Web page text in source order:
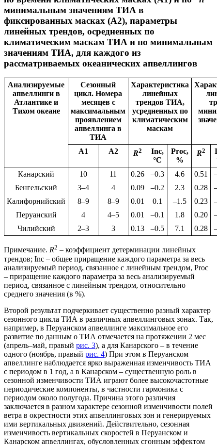
минимальным значениям ТИА в
фиксированных масках (А2), параметры
линейных трендов, осредненных по
климатическим маскам ТИА и по минимальным
значениям ТИА, для каждого из
рассматриваемых океанических апвеллингов
Анализируемые
апвеллинги в
Атлантике и
Тихом океане
Сезонный
цикл. Номера
месяцев с
максимальным
проявлением
апвеллинга в
ТИА
Характеристика
линейных
трендов ТИА,
усредненных по
климатическим
маскам
А1 А2 R2
Inc,
°C
Proc,
%
R2
Канарский
10 11 0.26 –0.3 4.6 0.51
Бенгельский
3–4 4 0.09 –0.2 2.3 0.28
Калифорнийский
8–9 8–9 0.01 0.1 –1.5 0.23
Перуанский
4 4–5 0.01 –0.1 1.8 0.20
Чилийский
2–3 3 0.13 –0.5 7.1 0.28
Примечание. R2 – коэффициент детерминации линейных
трендов; Inc – общее приращение каждого параметра за весь
анализируемый период, связанное с линейным трендом, Proc
– приращение каждого параметра за весь анализируемый
период, связанное с линейным трендом, относительно
среднего значения (в %).
Второй результат подчеркивает существенно разный характер
сезонного цикла ТИА в различных апвеллинговых зонах. Так,
например, в Перуанском апвеллинге максимальное его
развитие по данным о ТИА отмечается на протяжении 2 мес
(апрель–май, правый рис. 3), а для Канарского – в течение
одного (ноябрь, правый рис. 4) При этом в Перуанском
апвеллинге наблюдается ярко выраженная изменчивость ТИА
с периодом в 1 год, а в Канарском – существенную роль в
сезонной изменчивости ТИА играют более высокочастотные
периодические компоненты, в частности гармоника с
периодом около полугода. Причина этого различия
заключается в разном характере сезонной изменчивости полей
ветра в окрестности этих апвеллинговых зон и генерируемых
ими вертикальных движений. Действительно, сезонная
изменчивость вертикальных скоростей в Перуанском и
Канарском апвеллингах, обусловленных сгонным эффектом